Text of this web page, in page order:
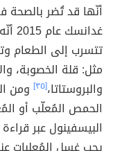
أنّها قد تُضر
تتسرب إلى الطعام
مثل: قلة الخصوبة،
والبروستاتا،[٣٥]
ومن
الحمص المُعلّب أو
البيسفينول عبر